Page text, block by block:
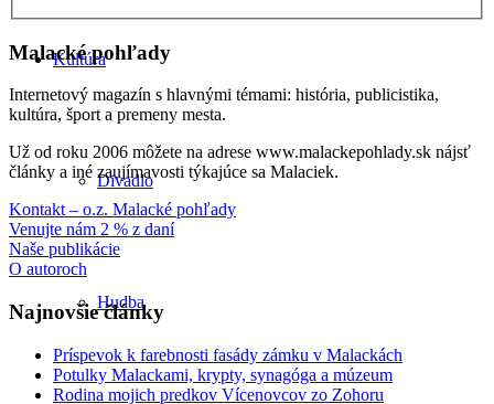
Kultúra
Divadlo
Hudba
Malacké pohľady
Internetový magazín s hlavnými témami: história, publicistika,
kultúra, šport a premeny mesta.
Už od roku 2006 môžete na adrese www.malackepohlady.sk nájsť
články a iné zaujímavosti týkajúce sa Malaciek.
Kontakt – o.z. Malacké pohľady
Venujte nám 2 % z daní
Naše publikácie
O autoroch
Najnovšie články
Príspevok k farebnosti fasády zámku v Malackách
Potulky Malackami, krypty, synagóga a múzeum
Rodina mojich predkov Vícenovcov zo Zohoru